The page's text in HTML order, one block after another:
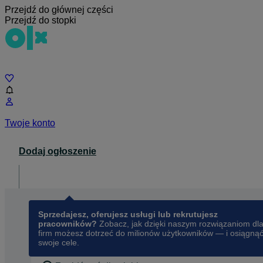
Przejdź do głównej części
Przejdź do stopki
Twoje konto
Dodaj ogłoszenie
Sprzedajesz, oferujesz usługi lub rekrutujesz
pracowników? Zobacz, jak dzięki naszym rozwiązaniom dla
firm możesz dotrzeć do milionów użytkowników — i osiągnąć
swoje cele.